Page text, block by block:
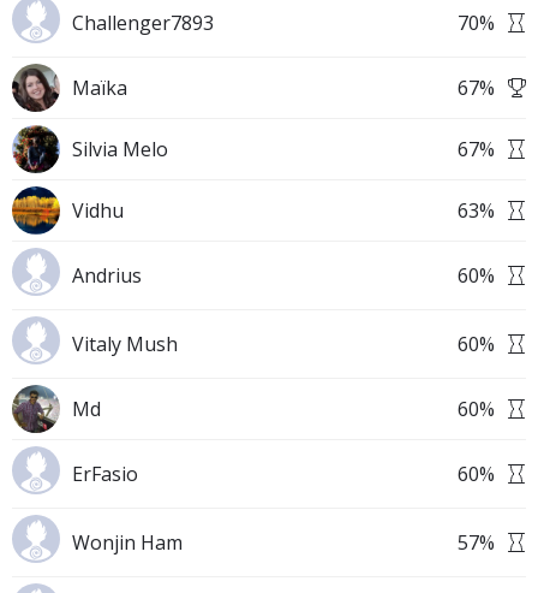
Challenger7893 70%
Maïka 67%
Silvia Melo 67%
Vidhu 63%
Andrius 60%
Vitaly Mush 60%
Md 60%
ErFasio 60%
Wonjin Ham 57%